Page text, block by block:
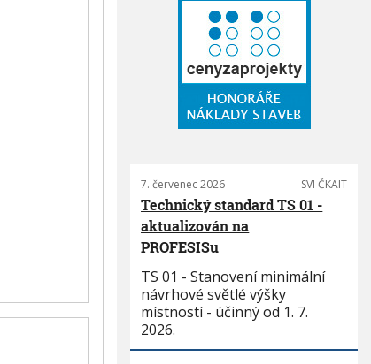
7. červenec 2026 SVI ČKAIT
Technický standard TS 01 -
aktualizován na
PROFESISu
TS 01 - Stanovení minimální
návrhové světlé výšky
místností - účinný od 1. 7.
2026.